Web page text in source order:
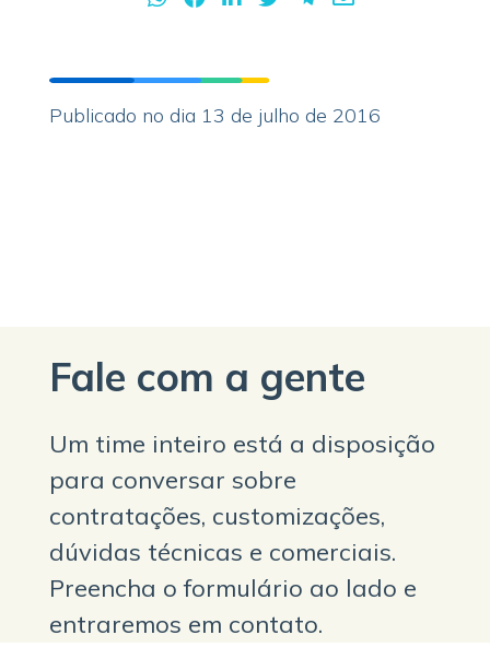
Publicado no dia 13 de julho de 2016
Fale com a gente
Um time inteiro está a disposição
para conversar sobre
contratações, customizações,
dúvidas técnicas e comerciais.
Preencha o formulário ao lado e
entraremos em contato.